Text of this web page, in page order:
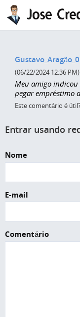
Pular para o conteúdo
(06/22/2024 12:36 PM)
Meu amigo
pegar empréstimo
Este comentário é
Entrar usando
Nome
E-mail
Comentário